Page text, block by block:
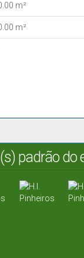
.00 m²
.00 m²
padrão do